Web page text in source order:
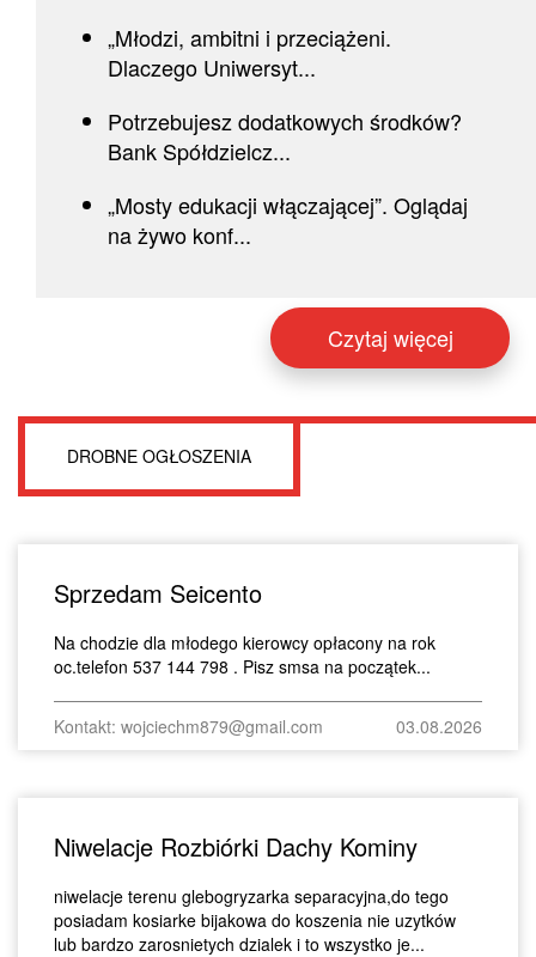
„Młodzi, ambitni i przeciążeni.
Dlaczego Uniwersyt...
Potrzebujesz dodatkowych środków?
Bank Spółdzielcz...
„Mosty edukacji włączającej”. Oglądaj
na żywo konf...
Czytaj więcej
DROBNE OGŁOSZENIA
Sprzedam Seicento
Na chodzie dla młodego kierowcy opłacony na rok
oc.telefon 537 144 798 . Pisz smsa na początek...
Kontakt: wojciechm879@gmail.com 03.08.2026
Niwelacje Rozbiórki Dachy Kominy
niwelacje terenu glebogryzarka separacyjna,do tego
posiadam kosiarke bijakowa do koszenia nie uzytków
lub bardzo zarosnietych dzialek i to wszystko je...